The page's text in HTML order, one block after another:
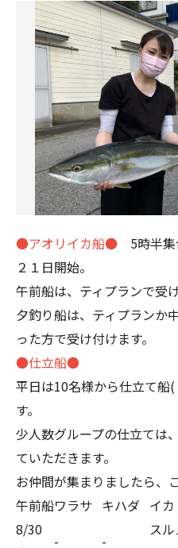
●アオリイカ船● 5時半集
２１日開始。
午前船は、ティプランで受
夕釣り船は、ティプランか
った方で受け付けます。
●仕立船●
平日は10名様から仕立て船
す。
少人数グループの仕立ては
ていただきます。
お仲間が集まりましたら、
午前船ワラサ キハダ イカ
8/30
- -
スル